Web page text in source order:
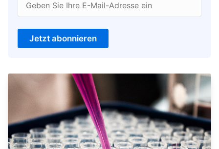
Geben Sie Ihre E-Mail-Adresse ein
Jetzt abonnieren